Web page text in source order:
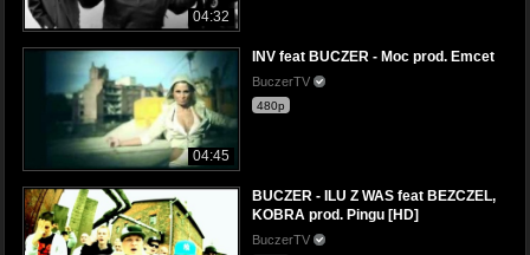
04:32
04:45
INV feat BUCZER - Moc prod. Emcet
BuczerTV
480p
BUCZER - ILU Z WAS feat BEZCZEL,
KOBRA prod. Pingu [HD]
BuczerTV